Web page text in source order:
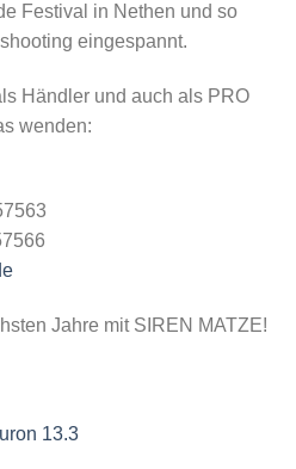
Festival in Nethen und so
eingespannt.
Händler und auch als PRO
wenden:
Jahre mit SIREN MATZE!